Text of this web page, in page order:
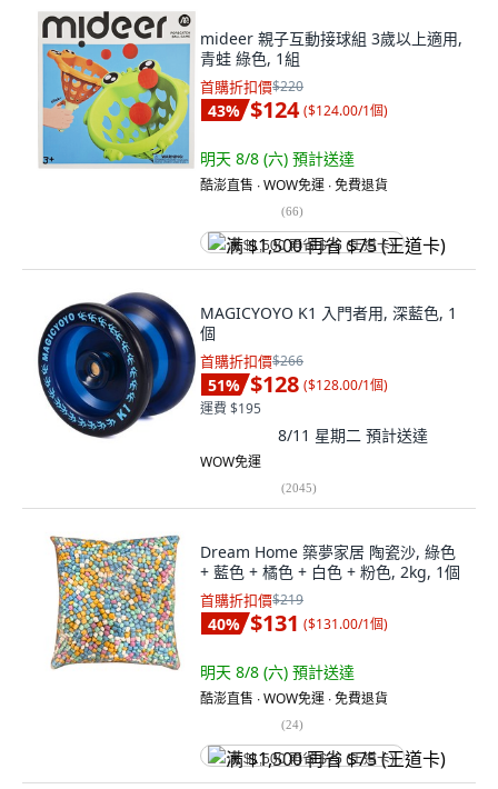
mideer 親子互動接球組 3歲以上適用,
青蛙 綠色, 1組
首購折扣價$220
43% $124 ($124.00/1個)
明天 8/8 (六) 預計送達
酷澎直售 ∙ WOW免運 ∙ 免費退貨
(66)
满 $1,500 再省 $75 (王道卡)
MAGICYOYO K1 入門者用, 深藍色, 1
個
首購折扣價$266
51% $128 ($128.00/1個)
運費 $195
8/11 星期二 預計送達
WOW免運
(2045)
Dream Home 築夢家居 陶瓷沙, 綠色
+ 藍色 + 橘色 + 白色 + 粉色, 2kg, 1個
首購折扣價$219
40% $131 ($131.00/1個)
明天 8/8 (六) 預計送達
酷澎直售 ∙ WOW免運 ∙ 免費退貨
(24)
满 $1,500 再省 $75 (王道卡)